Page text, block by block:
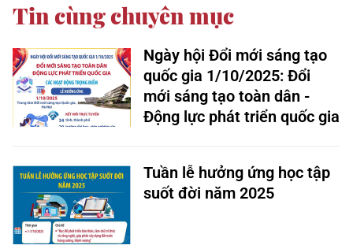
Tin cùng chuyên mục
Ngày hội Đổi mới sáng tạo
quốc gia 1/10/2025: Đổi
mới sáng tạo toàn dân -
Động lực phát triển quốc gia
Tuần lễ hưởng ứng học tập
suốt đời năm 2025